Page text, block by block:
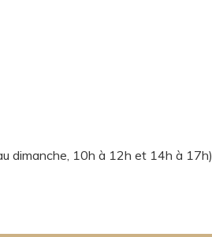
dimanche, 10h à 12h et 14h à 17h)